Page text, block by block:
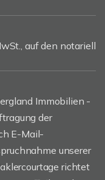
auf den notariell
Immobilien -
der
E-Mail-
unserer
richtet